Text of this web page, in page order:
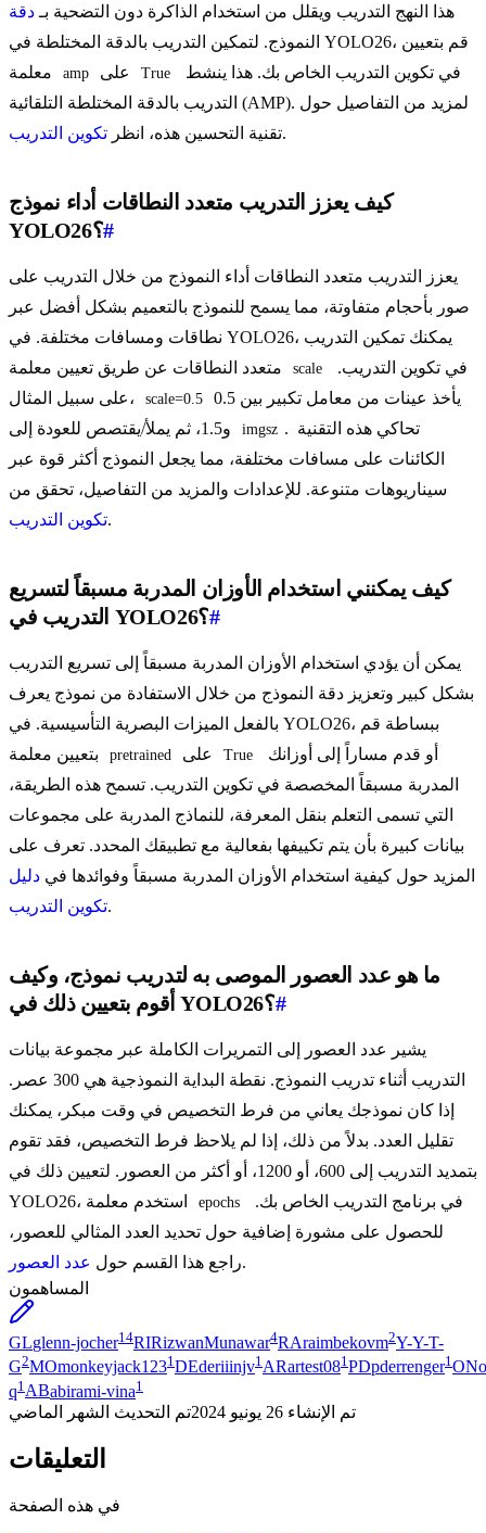
هذا النهج التدريب ويقلل من استخدام الذاكرة دون التضحية بـ دقة
النموذج. لتمكين التدريب بالدقة المختلطة في YOLO26، قم بتعيين
amp True
التدريب بالدقة المختلطة التلقائية (AMP). لمزيد من التفاصيل حول
تقنية التحسين هذه، انظر تكوين التدريب .
كيف يعزز التدريب متعدد النطاقات أداء نموذج
YOLO26؟#
يعزز التدريب متعدد النطاقات أداء النموذج من خلال التدريب على
صور بأحجام متفاوتة، مما يسمح للنموذج بالتعميم بشكل أفضل عبر
نطاقات ومسافات مختلفة. في YOLO26، يمكنك تمكين التدريب
scale
على سبيل المثال،
scale=0.5
imgsz . تحاكي هذه التقنية
الكائنات على مسافات مختلفة، مما يجعل النموذج أكثر قوة عبر
سيناريوهات متنوعة. للإعدادات والمزيد من التفاصيل، تحقق من
تكوين التدريب.
كيف يمكنني استخدام الأوزان المدربة مسبقاً لتسريع
التدريب في YOLO26؟#
يمكن أن يؤدي استخدام الأوزان المدربة مسبقاً إلى تسريع التدريب
بشكل كبير وتعزيز دقة النموذج من خلال الاستفادة من نموذج يعرف
بالفعل الميزات البصرية التأسيسية. في YOLO26، ببساطة قم
pretrained True
المدربة مسبقاً المخصصة في تكوين التدريب. تسمح هذه الطريقة،
التي تسمى التعلم بنقل المعرفة، للنماذج المدربة على مجموعات
بيانات كبيرة بأن يتم تكييفها بفعالية مع تطبيقك المحدد. تعرف على
المزيد حول كيفية استخدام الأوزان المدربة مسبقاً وفوائدها في دليل
تكوين التدريب.
ما هو عدد العصور الموصى به لتدريب نموذج، وكيف
أقوم بتعيين ذلك في YOLO26؟#
يشير عدد العصور إلى التمريرات الكاملة عبر مجموعة بيانات
التدريب أثناء تدريب النموذج. نقطة البداية النموذجية هي 300 عصر.
إذا كان نموذجك يعاني من فرط التخصيص في وقت مبكر، يمكنك
تقليل العدد. بدلاً من ذلك، إذا لم يلاحظ فرط التخصيص، فقد تقوم
بتمديد التدريب إلى 600، أو 1200، أو أكثر من العصور. لتعيين ذلك في
epochs
للحصول على مشورة إضافية حول تحديد العدد المثالي للعصور،
راجع هذا القسم حول عدد العصور
.
المساهمون
GLglenn-jocher14RIRizwanMunawar4RAraimbekovm2Y-Y-T-
G2MOmonkeyjack1231DEderiiinjv1ARartest081PDpderrenger1ON
q1 ABabirami-vina1
تم الإنشاء 26 يونيو 2024 تم التحديث الشهر الماضي
التعليقات
في هذه الصفحة